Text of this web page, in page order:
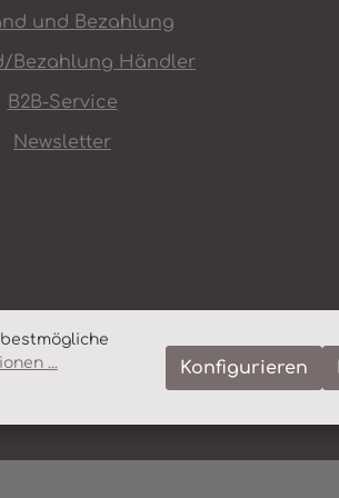
und Bezahlung
Bezahlung Händler
B2B-Service
Newsletter
...
Konfigurieren